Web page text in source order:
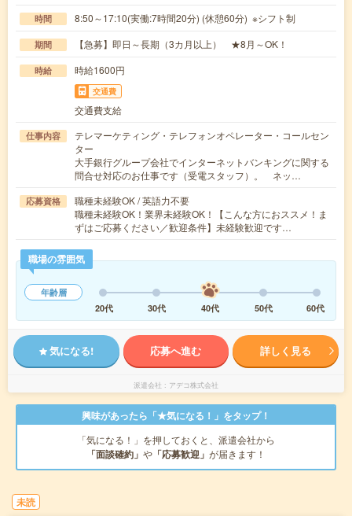
時間 8:50～17:10(実働:7時間20分) (休憩60分) ※シフト制
期間 【急募】即日～長期（3カ月以上） ★8月～OK！
時給 時給1600円
交通費
交通費支給
仕事内容
テレマーケティング・テレフォンオペレーター・コールセン
ター
大手銀行グループ会社でインターネットバンキングに関する
問合せ対応のお仕事です（受電スタッフ）。 ネッ…
応募資格
職種未経験OK / 英語力不要
職種未経験OK！業界未経験OK！【こんな方におススメ！ま
ずはご応募ください／歓迎条件】未経験歓迎です…
職場の雰囲気
年齢層
20代
30代 40代 50代 60代
気になる! 応募へ進む 詳しく見る
派遣会社 アデコ株式会社
興味があったら「★気になる！」をタップ！
「気になる！」を押しておくと、派遣会社から
「面談確約」 や 「応募歓迎」 が届きます！
未読